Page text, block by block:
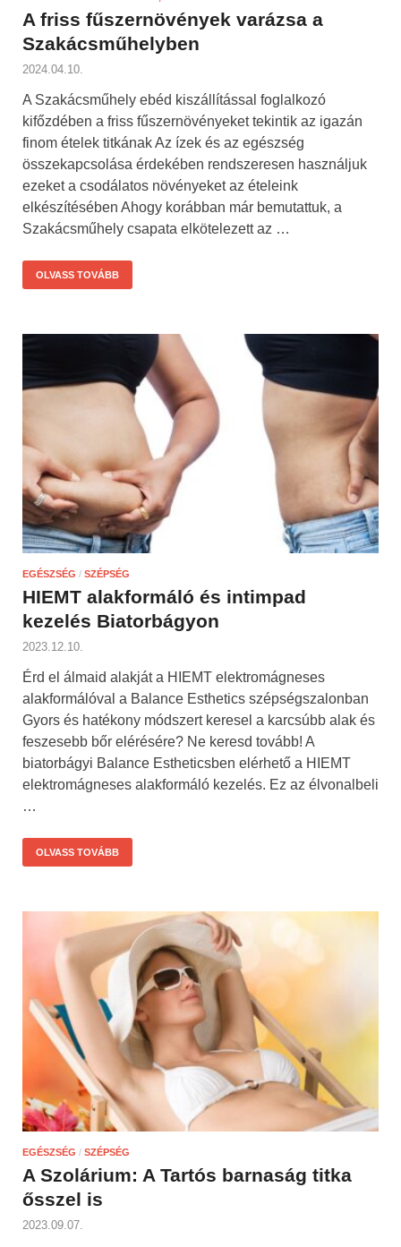
A friss fűszernövények varázsa a
Szakácsműhelyben
2024.04.10.
A Szakácsműhely ebéd kiszállítással foglalkozó
kifőzdében a friss fűszernövényeket tekintik az igazán
finom ételek titkának Az ízek és az egészség
összekapcsolása érdekében rendszeresen használjuk
ezeket a csodálatos növényeket az ételeink
elkészítésében Ahogy korábban már bemutattuk, a
Szakácsműhely csapata elkötelezett az …
OLVASS TOVÁBB
EGÉSZSÉG / SZÉPSÉG
HIEMT alakformáló és intimpad
kezelés Biatorbágyon
2023.12.10.
Érd el álmaid alakját a HIEMT elektromágneses
alakformálóval a Balance Esthetics szépségszalonban
Gyors és hatékony módszert keresel a karcsúbb alak és
feszesebb bőr elérésére? Ne keresd tovább! A
biatorbágyi Balance Estheticsben elérhető a HIEMT
elektromágneses alakformáló kezelés. Ez az élvonalbeli
…
OLVASS TOVÁBB
EGÉSZSÉG / SZÉPSÉG
A Szolárium: A Tartós barnaság titka
ősszel is
2023.09.07.